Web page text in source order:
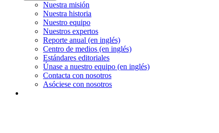
Nuestra misión
Nuestra historia
Nuestro equipo
Nuestros expertos
Reporte anual (en inglés)
Centro de medios (en inglés)
Estándares editoriales
Únase a nuestro equipo (en inglés)
Contacta con nosotros
Asóciese con nosotros